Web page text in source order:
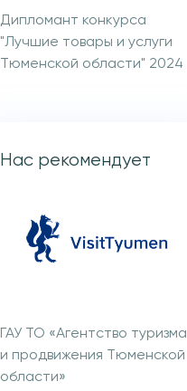
Дипломант конкурса
"Лучшие товары и услуги
Тюменской области" 2024
Нас рекомендует
ГАУ ТО «Агентство туризма
и продвижения Тюменской
области»